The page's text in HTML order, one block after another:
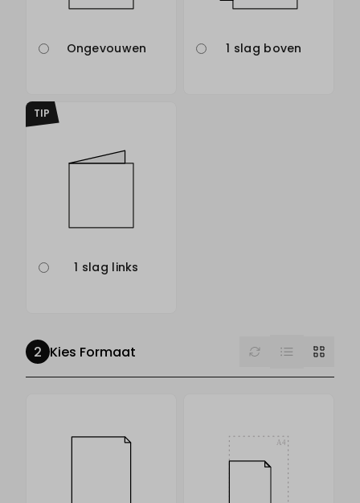
Ongevouwen 1 slag boven
TIP
1 slag links
Kies Formaat Reset List Grid